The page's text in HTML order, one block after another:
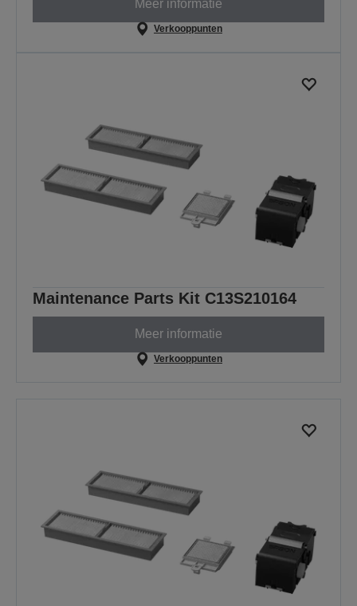
Meer informatie
Verkooppunten
Maintenance Parts Kit C13S210164
Meer informatie
Verkooppunten